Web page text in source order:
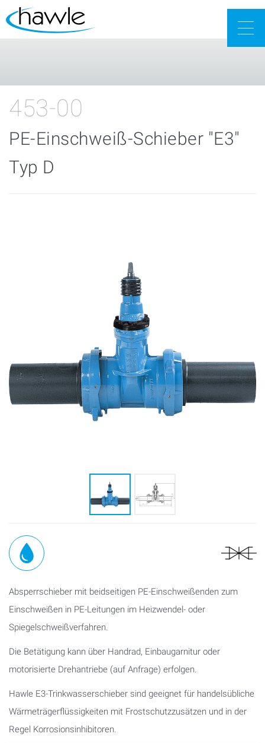
453-00
PE-Einschweiß-Schieber "E3"
Typ D
Absperrschieber mit beidseitigen PE-Einschweißenden zum
Einschweißen in PE-Leitungen im Heizwendel- oder
Spiegelschweißverfahren.
Die Betätigung kann über Handrad, Einbaugarnitur oder
motorisierte Drehantriebe (auf Anfrage) erfolgen.
Hawle E3-Trinkwasserschieber sind geeignet für handelsübliche
Wärmeträgerflüssigkeiten mit Frostschutzzusätzen und in der
Regel Korrosionsinhibitoren.